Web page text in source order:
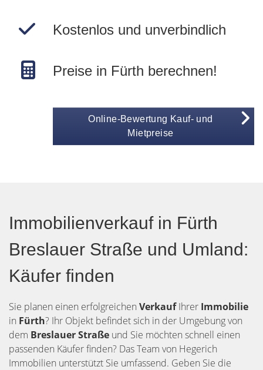
Kostenlos und unverbindlich
Preise in Fürth berechnen!
Online-Bewertung Kauf- und
Mietpreise
Immobilienverkauf in Fürth
Breslauer Straße und Umland:
Käufer finden
Sie planen einen erfolgreichen VerkaufIhrer Immobilie
in Fürth? Ihr Objekt befindet sich in der Umgebung von
dem Breslauer Straße und Sie möchten schnell einen
passenden Käufer finden? Das Team von Hegerich
Immobilien unterstützt Sie umfassend. Geben Sie die